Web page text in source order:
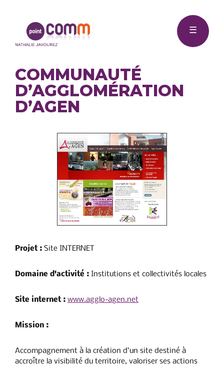
Point
☰
COMMUNAUTÉ
D’AGGLOMÉRATION
D’AGEN
Projet : Site INTERNET
Domaine d'activité : Institutions et collectivités locales
Site internet : www.agglo-agen.net
Mission :
Accompagnement à la création d’un site destiné à
accroître la visibilité du territoire, valoriser ses actions